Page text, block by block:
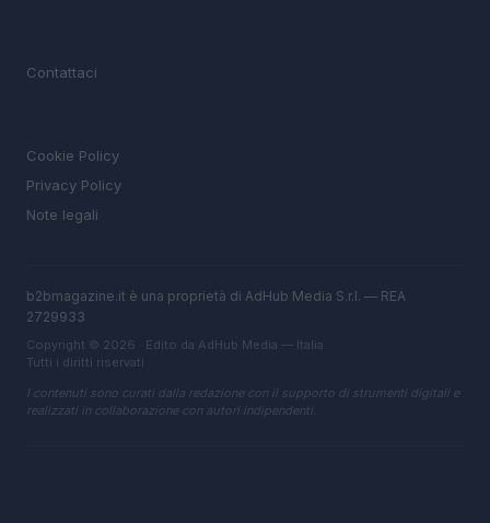
Contattaci
Cookie Policy
Privacy Policy
Note legali
b2bmagazine.it è una proprietà di AdHub Media S.r.l. — REA
2729933
Copyright © 2026 · Edito da AdHub Media — Italia
Tutti i diritti riservati
I contenuti sono curati dalla redazione con il supporto di strumenti digitali e
realizzati in collaborazione con autori indipendenti.